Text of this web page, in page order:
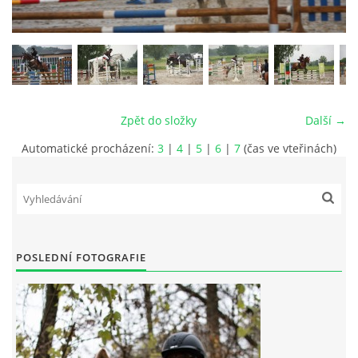
VIDEA
ODKAZY
NOVÝ PŘEKÁŽKOVÝ MATERIÁL
NÁHRADNÍ TERMÍN BRIGÁDY PRO TY KTEŘÍ SE
NEDOSTAVILI NA PODZIMNÍ BRIGÁDU
Další →
Zpět do složky
Automatické procházení: 3 | 4 | 5 | 6 | 7 (čas ve vteřinách)
POSLEDNÍ FOTOGRAFIE